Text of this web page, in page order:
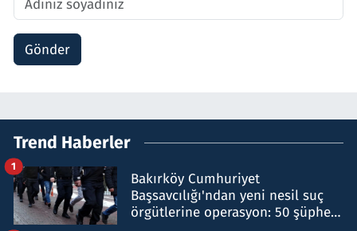
Gönder
Trend Haberler
Bakırköy Cumhuriyet
Başsavcılığı'ndan yeni nesil suç
örgütlerine operasyon: 50 şüpheli
1